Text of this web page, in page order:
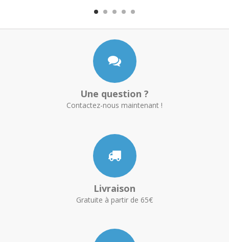
Une question ?
Contactez-nous maintenant !
Livraison
Gratuite à partir de 65€